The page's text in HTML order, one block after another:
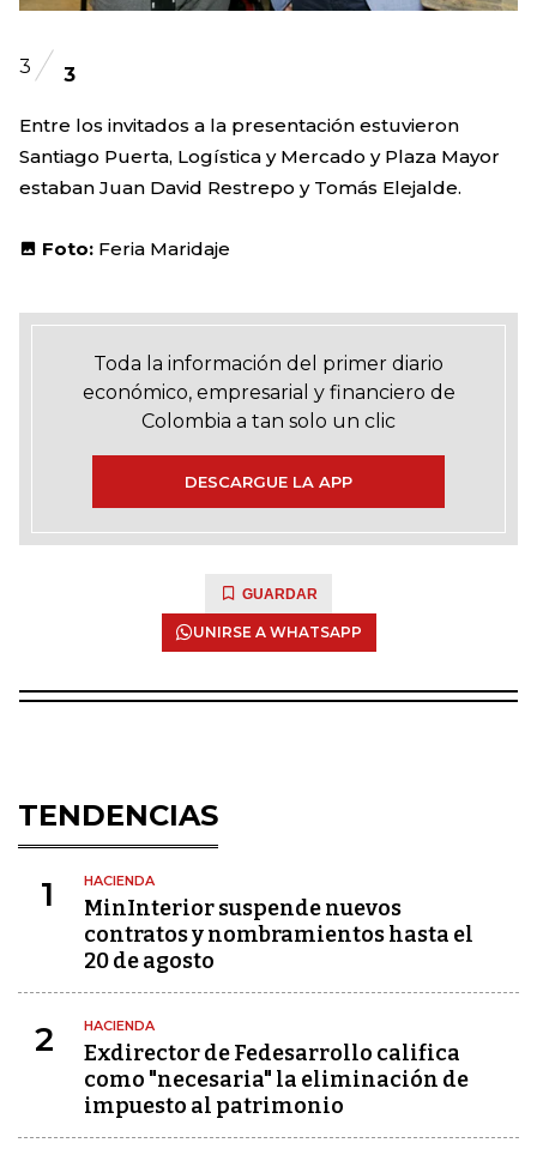
3 3
Entre los invitados a la presentación estuvieron
Santiago Puerta, Logística y Mercado y Plaza Mayor
estaban Juan David Restrepo y Tomás Elejalde.
Foto: Feria Maridaje
Toda la información del primer diario
económico, empresarial y financiero de
Colombia a tan solo un clic
DESCARGUE LA APP
GUARDAR
UNIRSE A WHATSAPP
TENDENCIAS
1 HACIENDA
MinInterior suspende nuevos
contratos y nombramientos hasta el
20 de agosto
2 HACIENDA
Exdirector de Fedesarrollo califica
como "necesaria" la eliminación de
impuesto al patrimonio